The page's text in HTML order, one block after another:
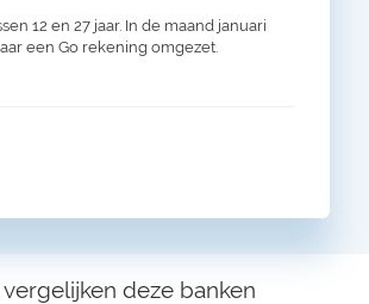
12 en 27 jaar. In de maand januari
een Go rekening omgezet.
deze banken